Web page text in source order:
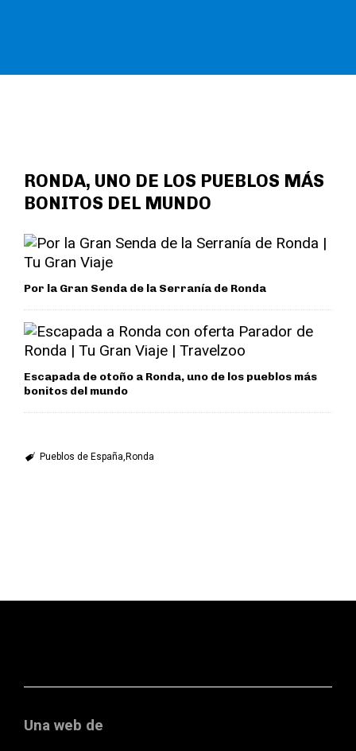
RONDA, UNO DE LOS PUEBLOS MÁS
BONITOS DEL MUNDO
Por la Gran Senda de la Serranía de Ronda
Escapada de otoño a Ronda, uno de los pueblos más
bonitos del mundo
Pueblos de España Ronda
Una web de